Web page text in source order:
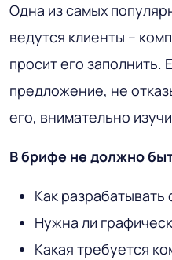
Одна из самых
ведутся клиенты –
просит его заполнить.
предложение, не
его, внимательно
В брифе не должно
Как разрабатывать
Нужна ли
Какая требуется